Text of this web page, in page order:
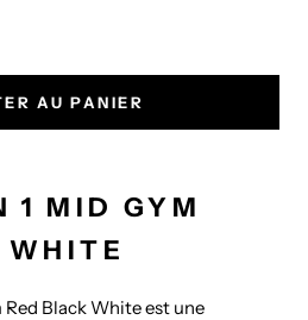
AU PANIER
1 MID GYM
WHITE
Black White est une